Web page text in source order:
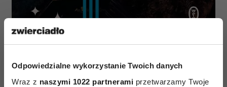
Odpowiedzialne wykorzystanie Twoich danych
Wraz z naszymi 1022 partnerami przetwarzamy Twoje